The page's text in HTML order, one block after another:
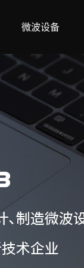
微波设备